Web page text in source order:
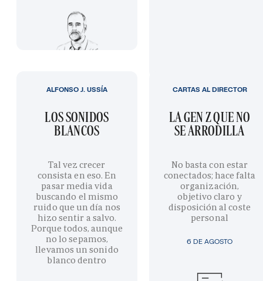
LOS SONIDOS
BLANCOS
Tal vez crecer
consista en eso. En
pasar media vida
buscando el mismo
ruido que un día nos
hizo sentir a salvo.
Porque todos, aunque
no lo sepamos,
llevamos un sonido
blanco dentro
ALFONSO J. USSÍA
6 DE AGOSTO
LA GEN Z QUE NO
SE ARRODILLA
No basta con estar
conectados; hace falta
organización,
objetivo claro y
disposición al coste
personal
CARTAS AL DIRECTOR